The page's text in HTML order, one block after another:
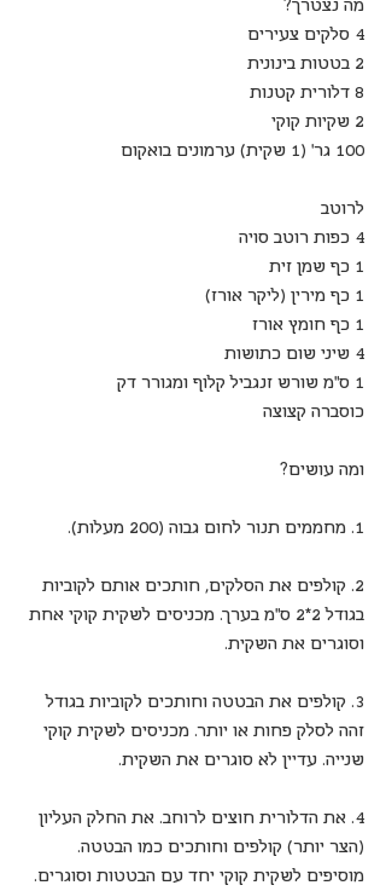
מה נצטרך?
4 סלקים צעירים
2 בטטות בינונית
8 דלורית קטנות
2 שקיות קוקי
100 גר' (1 שקית) ערמונים בואקום
לרוטב
4 כפות רוטב סויה
1 כף שמן זית
1 כף מירין (ליקר אורז)
1 כף חומץ אורז
4 שיני שום כתושות
1 ס”מ שורש זנגביל קלוף ומגורר דק
כוסברה קצוצה
ומה עושים?
1. מחממים תנור לחום גבוה (200 מעלות).
2. קולפים את הסלקים, חותכים אותם לקוביות
בגודל 2*2 ס”מ בערך. מכניסים לשקית קוקי אחת
וסוגרים את השקית.
3. קולפים את הבטטה וחותכים לקוביות בגודל
זהה לסלק פחות או יותר. מכניסים לשקית קוקי
שנייה. עדיין לא סוגרים את השקית.
4. את הדלורית חוצים לרוחב. את החלק העליון
(הצר יותר) קולפים וחותכים כמו הבטטה.
מוסיפים לשקית קוקי יחד עם הבטטות וסוגרים.